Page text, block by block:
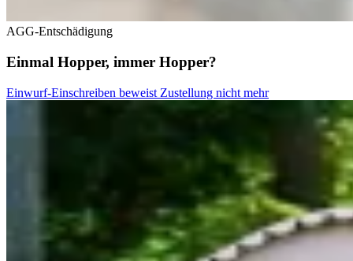
AGG-Entschädigung
Einmal Hopper, immer Hopper?
Einwurf-Einschreiben beweist Zustellung nicht mehr